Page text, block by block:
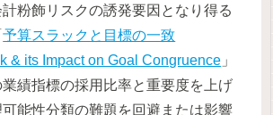
粉飾リスクの誘発要因となり得る
予算スラックと目標の一致
& its Impact on Goal Congruence 」
績指標の採用比率と重要度を上げ
能性分類の難題を回避または影響